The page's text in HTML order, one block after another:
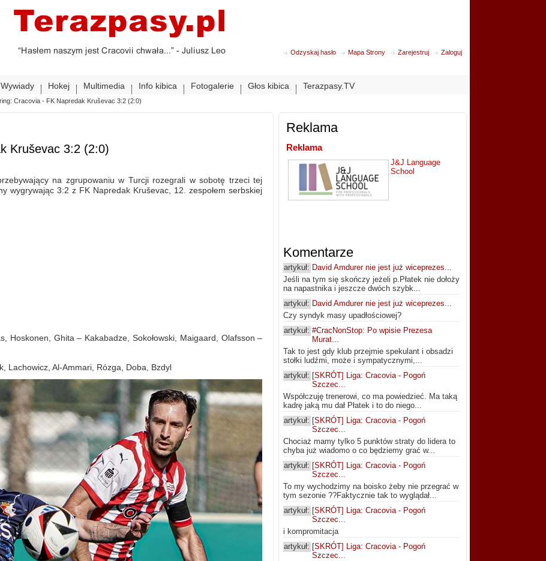
Odzyskaj hasło Mapa Strony Zarejestruj Zaloguj
Wywiady Hokej Multimedia Info kibica Fotogalerie Głos kibica Terazpasy.TV
Cracovia - FK Napredak Kruševac 3:2 (2:0)
Kruševac 3:2 (2:0)
na zgrupowaniu w Turcji rozegrali w sobotę trzeci tej
wygrywając 3:2 z FK Napredak Kruševac, 12. zespołem serbskiej
Hoskonen, Ghita – Kakabadze, Sokołowski, Maigaard, Olafsson –
Lachowicz, Al-Ammari, Rózga, Doba, Bzdyl
Reklama
Reklama
J&J Language
School
Komentarze
artykuł: David Amdurer nie jest już wiceprezes...
Jeśli na tym się skończy jeżeli p.Płatek nie dołoży
na napastnika i jeszcze dwóch szybk...
artykuł: David Amdurer nie jest już wiceprezes...
Czy syndyk masy upadłościowej?
artykuł: #CracNonStop: Po wpisie Prezesa
Murat...
Tak to jest gdy klub przejmie spekulant i obsadzi
stołki ludźmi, może i sympatycznymi,...
artykuł: [SKRÓT] Liga: Cracovia - Pogoń
Szczec...
Współczuję trenerowi, co ma powiedzieć. Ma taką
kadrę jaką mu dał Płatek i to do niego...
artykuł: [SKRÓT] Liga: Cracovia - Pogoń
Szczec...
Chociaż mamy tylko 5 punktów straty do lidera to
chyba już wiadomo o co będziemy grać w...
artykuł: [SKRÓT] Liga: Cracovia - Pogoń
Szczec...
To my wychodzimy na boisko żeby nie przegrać w
tym sezonie ??Faktycznie tak to wyglądał...
artykuł: [SKRÓT] Liga: Cracovia - Pogoń
Szczec...
i kompromitacja
artykuł: [SKRÓT] Liga: Cracovia - Pogoń
Szczec...